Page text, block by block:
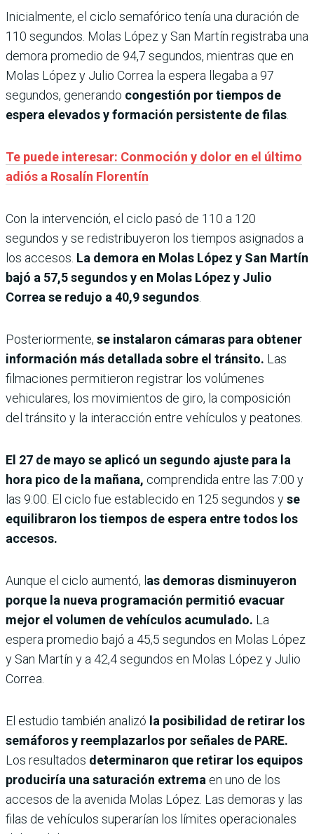
Inicialmente, el ciclo semafórico tenía una duración de
110 segundos. Molas López y San Martín registraba una
demora promedio de 94,7 segundos, mientras que en
Molas López y Julio Correa la espera llegaba a 97
segundos, generando congestión por tiempos de
espera elevados y formación persistente de filas
Te puede interesar: Conmoción y dolor en el último
adiós a Rosalín Florentín
Con la intervención, el ciclo pasó de 110 a 120
segundos y se redistribuyeron los tiempos asignados a
los accesos. La demora en Molas López y San Martín
bajó a 57,5 segundos y en Molas López y Julio
Correa se redujo a 40,9 segundos
Posteriormente, se instalaron cámaras para obtener
información más detallada sobre el tránsito. Las
filmaciones permitieron registrar los volúmenes
vehiculares, los movimientos de giro, la composición
del tránsito y la interacción entre vehículos y peatones.
El 27 de mayo se aplicó un segundo ajuste para la
hora pico de la mañana, comprendida entre las 7:00 y
las 9:00. El ciclo fue establecido en 125 segundos yse
equilibraron los tiempos de espera entre todos los
accesos.
Aunque el ciclo aumentó, las demoras disminuyeron
porque la nueva programación permitió evacuar
mejor el volumen de vehículos acumulado. La
espera promedio bajó a 45,5 segundos en Molas López
y San Martín y a 42,4 segundos en Molas López y Julio
Correa.
El estudio también analizó la posibilidad de retirar los
semáforos y reemplazarlos por señales de PARE.
Los resultados determinaron que retirar los equipos
produciría una saturación extrema en uno de los
accesos de la avenida Molas López. Las demoras y las
filas de vehículos superarían los límites operacionales